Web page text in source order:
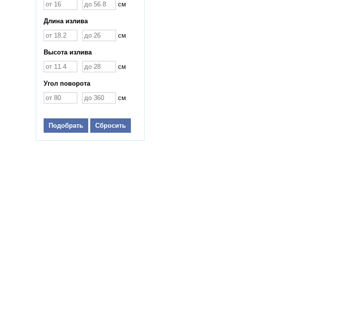
см
Длина излива
см
Высота излива
см
Угол поворота
см
Подобрать Сбросить